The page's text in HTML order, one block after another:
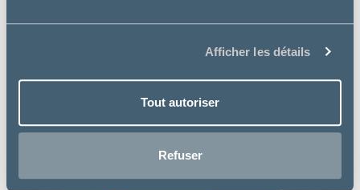
Afficher les détails
Tout autoriser
Refuser